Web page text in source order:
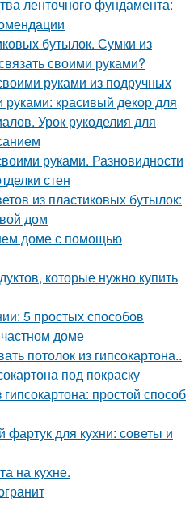
ленточного фундамента:
бутылок. Сумки из
своими руками?
руками из подручных
красивый декор для
Урок рукоделия для
руками. Разновидности
стен
из пластиковых бутылок:
дом
доме с помощью
которые нужно купить
5 простых способов
доме
потолок из гипсокартона..
под покраску
простой способ
для кухни: советы и
на кухне.